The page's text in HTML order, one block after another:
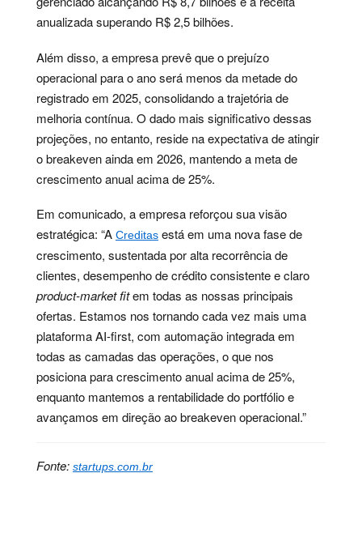
anualizada superando R$ 2,5 bilhões.
Além disso, a empresa prevê que o prejuízo
operacional para o ano será menos da metade do
registrado em 2025, consolidando a trajetória de
melhoria contínua. O dado mais significativo dessas
projeções, no entanto, reside na expectativa de atingir
o breakeven ainda em 2026, mantendo a meta de
crescimento anual acima de 25%.
Em comunicado, a empresa reforçou sua visão
estratégica: “A Creditas está em uma nova fase de
crescimento, sustentada por alta recorrência de
clientes, desempenho de crédito consistente e claro
product-market fitem todas as nossas principais
ofertas. Estamos nos tornando cada vez mais uma
plataforma AI-first, com automação integrada em
todas as camadas das operações, o que nos
posiciona para crescimento anual acima de 25%,
enquanto mantemos a rentabilidade do portfólio e
avançamos em direção ao breakeven operacional.”
Fonte: startups.com.br